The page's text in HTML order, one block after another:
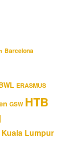
Barcelona
ERASMUS
GSW HTB
Kuala Lumpur